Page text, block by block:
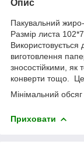
Опис
Пакувальний жиро-
Размір листа
Використовується
виготовлення
зносостійкими, як
конверти тощо.
Мінімальний обсяг
Приховати